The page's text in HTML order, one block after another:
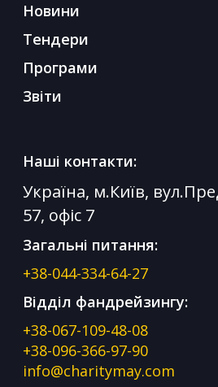
Новини
Тендери
Програми
Звіти
Наші контакти:
Україна, м.Київ,
57, офіс 7
Загальні питання:
+38-044-334-64-27
Відділ фандрейзингу:
+38-067-109-48-08
+38-096-366-97-90
info@charitymay.com